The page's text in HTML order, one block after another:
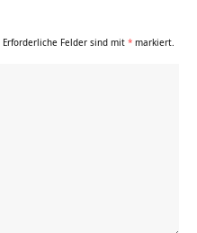
Erforderliche Felder sind mit * markiert.